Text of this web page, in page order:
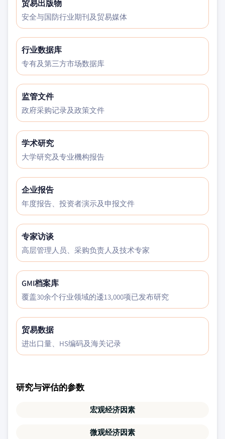
贸易出版物
安全与国防行业期刊及贸易媒体
行业数据库
专有及第三方市场数据库
监管文件
政府采购记录及政策文件
学术研究
大学研究及专业機构报告
企业报告
年度报告、投资者演示及申报文件
专家访谈
高层管理人员、采购负责人及技术专家
GMI档案库
覆盖30余个行业领域的逶13,000项已发布研究
贸易数据
进出口量、HS编码及海关记录
研究与评估的参数
宏观经济因素
微观经济因素